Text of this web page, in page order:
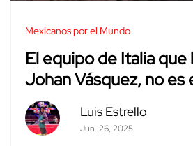
Mexicanos por el Mundo
El equipo de Italia que
Johan Vásquez, no es
Luis Estrello
Jun. 26, 2025